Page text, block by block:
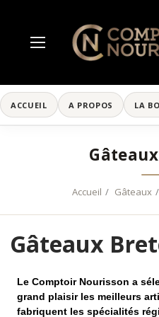
ACCUEIL A PROPOS LA
Accueil Gâteaux
Gâteaux
Le Comptoir Nourisson a
grand plaisir les meilleurs
fabriquent les spécialités